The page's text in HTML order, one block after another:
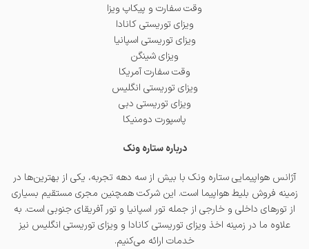
وقت سفارت و پیکاپ ویزا
ویزای توریستی کانادا
ویزای توریستی اسپانیا
ویزای شینگن
وقت سفارت آمریکا
ویزای توریستی انگلیس
ویزای توریستی دبی
پاسپورت دومنیکا
درباره ستاره ونک
آژانس هواپیمایی ستاره ونک با بیش از سه دهه تجربه، یکی از بهترین‌ها در
زمینه فروش بلیط هواپیما است. این شرکت همچنین مجری مستقیم بسیاری
از تورهای داخلی و خارجی از جمله تور اسپانیا و تور آفریقای جنوبی است. به
علاوه ما در زمینه اخذ ویزای توریستی کانادا و ویزای توریستی انگلیس نیز
خدمات ارائه می‌کنیم.